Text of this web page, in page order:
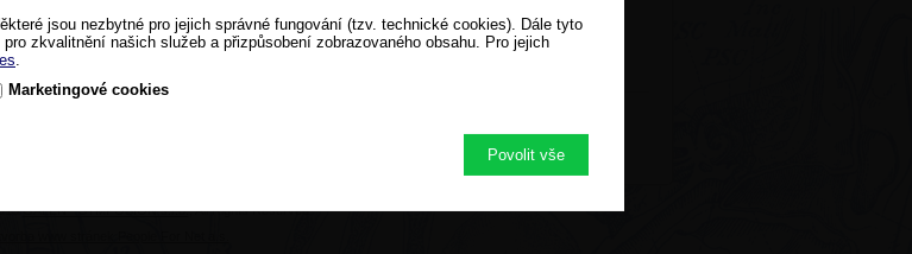
Břežanská 10, 100 00 Praha 10
tel: 222 518 535
GALÉN - SYMPOSION s.r.o., All Rights Reserved
jsou nezbytné pro jejich správné fungování (tzv. technické cookies). Dále tyto
zkvalitnění našich služeb a přizpůsobení zobrazovaného obsahu. Pro jejich
Marketingové cookies
Povolit vše